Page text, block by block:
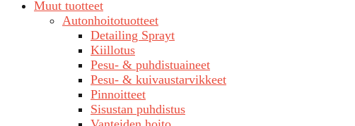
Muut tuotteet
Autonhoitotuotteet
Detailing Sprayt
Kiillotus
Pesu- & puhdistuaineet
Pesu- & kuivaustarvikkeet
Pinnoitteet
Sisustan puhdistus